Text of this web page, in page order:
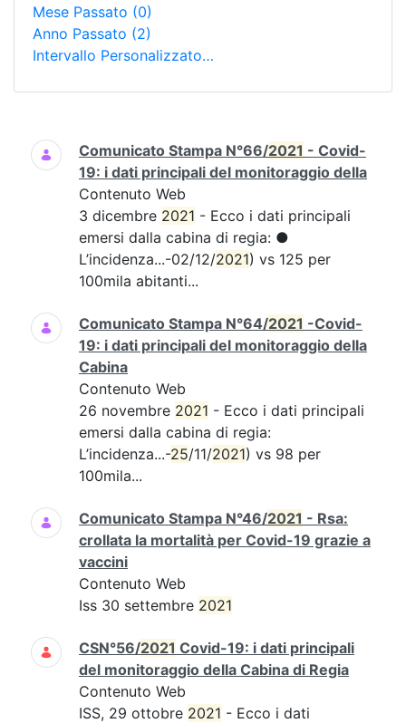
Mese Passato (0)
Anno Passato (2)
Intervallo Personalizzato…
Ricerca
Comunicato Stampa N°66/2021 - Covid-
19: i dati principali del monitoraggio della
Contenuto Web
3 dicembre 2021 - Ecco i dati principali
emersi dalla cabina di regia: ●
L’incidenza...-02/12/2021) vs 125 per
100mila abitanti...
Comunicato Stampa N°64/2021 -Covid-
19: i dati principali del monitoraggio della
Cabina
Contenuto Web
26 novembre 2021 - Ecco i dati principali
emersi dalla cabina di regia:
L’incidenza...-25/11/2021) vs 98 per
100mila...
Comunicato Stampa N°46/2021 - Rsa:
crollata la mortalità per Covid-19 grazie a
vaccini
Contenuto Web
Iss 30 settembre 2021
CSN°56/2021 Covid-19: i dati principali
del monitoraggio della Cabina di Regia
Contenuto Web
ISS, 29 ottobre 2021 - Ecco i dati